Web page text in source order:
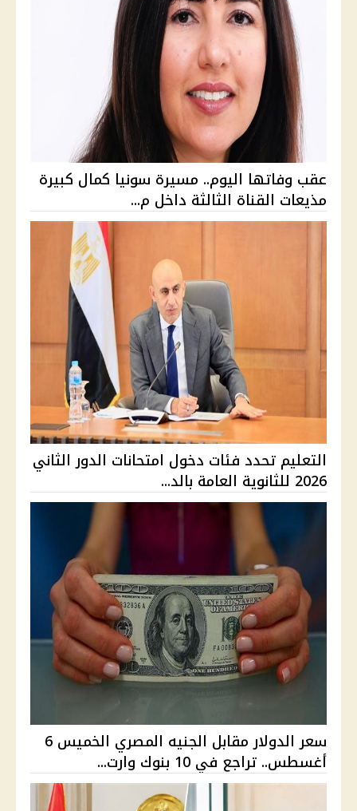
عقب وفاتها اليوم.. مسيرة سونيا كمال كبيرة
مذيعات القناة الثالثة داخل م...
التعليم تحدد فئات دخول امتحانات الدور الثاني
2026 للثانوية العامة بالد...
سعر الدولار مقابل الجنيه المصري الخميس 6
أغسطس.. تراجع في 10 بنوك وارت...